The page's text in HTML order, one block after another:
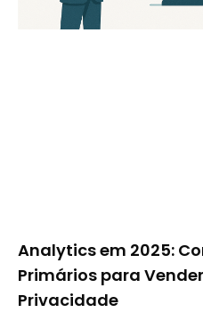
Analytics em 2025:
Primários para
Privacidade